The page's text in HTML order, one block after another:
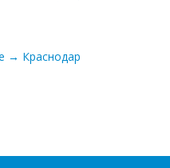
→ Краснодар